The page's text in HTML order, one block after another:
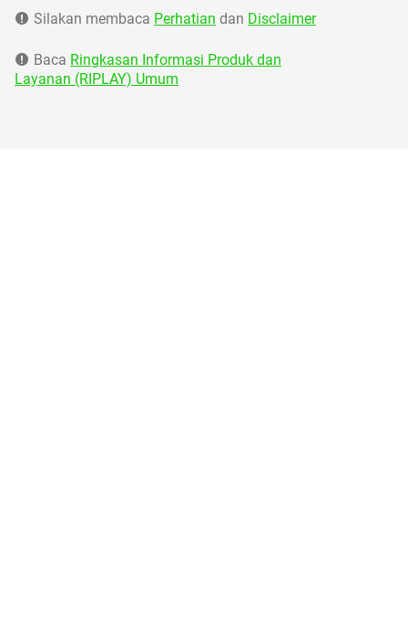
Silakan membaca Perhatian dan Disclaimer
Baca Ringkasan Informasi Produk dan
Layanan (RIPLAY) Umum